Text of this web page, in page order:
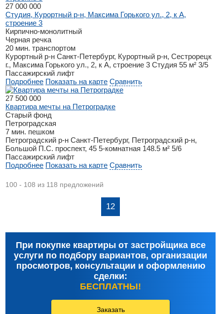
27 000 000
Студия, Курортный р-н, Максима Горького ул., 2, к А,
строение 3
Кирпично-монолитный
Черная речка
20 мин. транспортом
Курортный р-н Санкт-Петербург, Курортный р-н, Сестрорецк
г., Максима Горького ул., 2, к А, строение 3 Студия 55 м² 3/5
Пассажирский лифт
Подробнее Показать на карте Сравнить
27 500 000
Квартира мечты на Петроградке
Старый фонд
Петроградская
7 мин. пешком
Петроградский р-н Санкт-Петербург, Петроградский р-н,
Большой П.С. проспект, 45 5-комнатная 148.5 м² 5/6
Пассажирский лифт
Подробнее Показать на карте Сравнить
100 - 108 из 118 предложений
12
При покупке квартиры от застройщика все
услуги по подбору вариантов, организации
просмотров, консультации и оформлению
сделки:
БЕСПЛАТНЫ!
Заказать